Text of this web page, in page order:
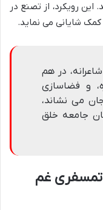
این رویکرد، از تصنع در
شایانی می نماید.
در هم
و فضاسازی
می نشاند،
جامعه خلق
غم